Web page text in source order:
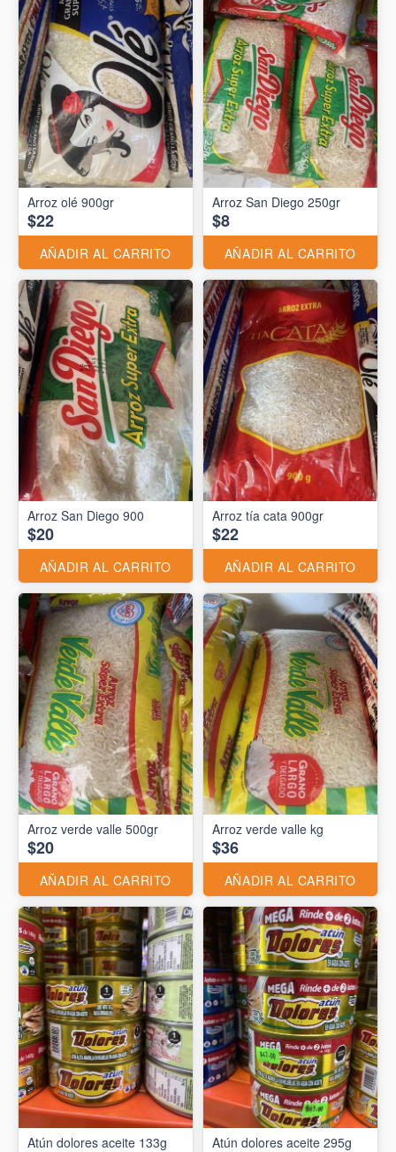
Arroz olé 900gr
$22
AÑADIR AL CARRITO
Arroz San Diego 250gr
$8
AÑADIR AL CARRITO
Arroz San Diego 900
$20
AÑADIR AL CARRITO
Arroz tía cata 900gr
$22
AÑADIR AL CARRITO
Arroz verde valle 500gr
$20
AÑADIR AL CARRITO
Arroz verde valle kg
$36
AÑADIR AL CARRITO
Atún dolores aceite 133g Atún dolores aceite 295g